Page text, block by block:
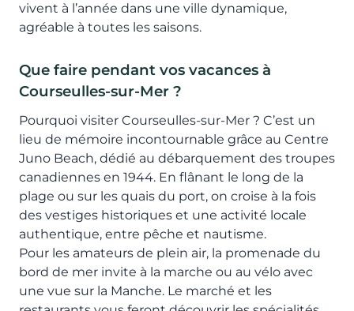
vivent à l’année dans une ville dynamique,
agréable à toutes les saisons.
Que faire pendant vos vacances à
Courseulles-sur-Mer ?
Pourquoi visiter Courseulles-sur-Mer ? C’est un
lieu de mémoire incontournable grâce au Centre
Juno Beach, dédié au débarquement des troupes
canadiennes en 1944. En flânant le long de la
plage ou sur les quais du port, on croise à la fois
des vestiges historiques et une activité locale
authentique, entre pêche et nautisme.
Pour les amateurs de plein air, la promenade du
bord de mer invite à la marche ou au vélo avec
une vue sur la Manche. Le marché et les